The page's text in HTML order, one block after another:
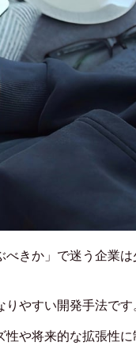
べきか」で迷う企業は
りやすい開発手法です
性や将来的な拡張性に